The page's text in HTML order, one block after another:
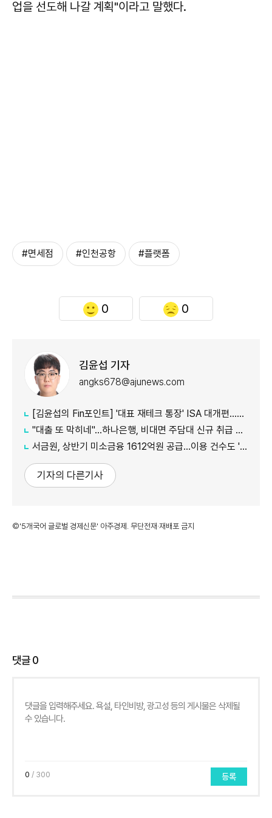
업을 선도해 나갈 계획"이라고 말했다.
#면세점 #인천공항 #플랫폼
0 0
김윤섭 기자
angks678@ajunews.com
[김윤섭의 Fin포인트] '대표 재테크 통장' ISA 대개편…나에게 맞는 전략은?
"대출 또 막히네"…하나은행, 비대면 주담대 신규 취급 중단
서금원, 상반기 미소금융 1612억원 공급…이용 건수도 '역대 최대'
기자의 다른기사
©'5개국어 글로벌 경제신문' 아주경제. 무단전재·재배포 금지
댓글0
0 / 300 등록